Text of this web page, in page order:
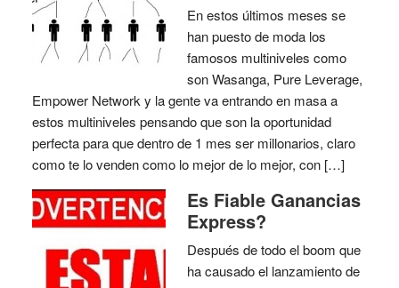
En estos últimos meses se
han puesto de moda los
famosos multiniveles como
son Wasanga, Pure Leverage,
Empower Network y la gente va entrando en masa a
estos multiniveles pensando que son la oportunidad
perfecta para que dentro de 1 mes ser millonarios, claro
como te lo venden como lo mejor de lo mejor, con […]
Es Fiable Ganancias
Express?
Después de todo el boom que
ha causado el lanzamiento de